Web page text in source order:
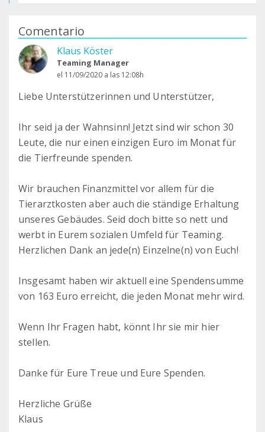
Comentario
Klaus Köster
Teaming Manager
el 11/09/2020 a las 12:08h
Liebe Unterstützerinnen und Unterstützer,
Ihr seid ja der Wahnsinn! Jetzt sind wir schon 30
Leute, die nur einen einzigen Euro im Monat für
die Tierfreunde spenden.
Wir brauchen Finanzmittel vor allem für die
Tierarztkosten aber auch die ständige Erhaltung
unseres Gebäudes. Seid doch bitte so nett und
werbt in Eurem sozialen Umfeld für Teaming.
Herzlichen Dank an jede(n) Einzelne(n) von Euch!
Insgesamt haben wir aktuell eine Spendensumme
von 163 Euro erreicht, die jeden Monat mehr wird.
Wenn Ihr Fragen habt, könnt Ihr sie mir hier
stellen.
Danke für Eure Treue und Eure Spenden.
Herzliche Grüße
Klaus